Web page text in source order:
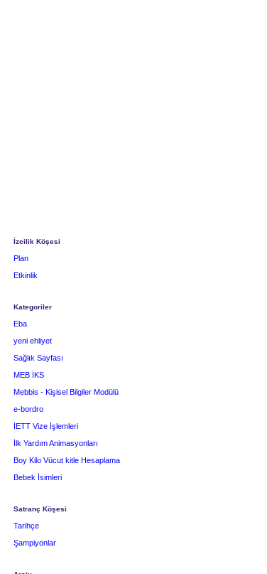
İzcilik Köşesi
Plan
Etkinlik
Kategoriler
Eba
yeni ehliyet
Sağlık Sayfası
MEB İKS
Mebbis - Kişisel Bilgiler Modülü
e-bordro
İETT Vize İşlemleri
İlk Yardım Animasyonları
Boy Kilo Vücut kitle Hesaplama
Bebek İsimleri
Satranç Köşesi
Tarihçe
Şampiyonlar